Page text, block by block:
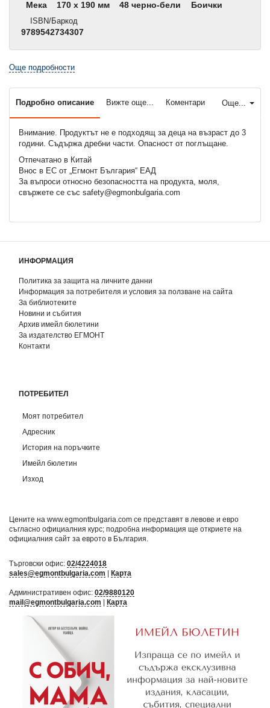
Мека
170 x 190 мм
48 черно-бели
Боички
ISBN/Баркод
9789542734307
Още подробности
Още...
Подробно описание Вижте още... Коментари
Внимание. Продуктът не е подходящ за деца на възраст до 3
години. Съдържа дребни части. Опасност от поглъщане.
Отпечатано в Китай
Внос в ЕС от „Егмонт България“ ЕАД
За въпроси относно безопасността на продукта, моля,
свържете се със safety@egmonbulgaria.com
ИНФОРМАЦИЯ
Политика за защита на личните данни
Информация за потребителя и условия за ползване на сайта
За библиотеките
Новини и събития
Архив имейл бюлетини
За издателство ЕГМОНТ
Контакти
ПОТРЕБИТЕЛ
Моят потребител
Адресник
История на поръчките
Имейл бюлетин
Изход
Цените на www.egmontbulgaria.com се представят в левове и евро
съгласно официалния курс; подробна информация ще откриете на
официалния сайт за еврото в България
Търговски офис: 02/4224018
sales@egmontbulgaria.com
Карта
Административен офис: 02/9880120
mail@egmontbulgaria.com
Карта